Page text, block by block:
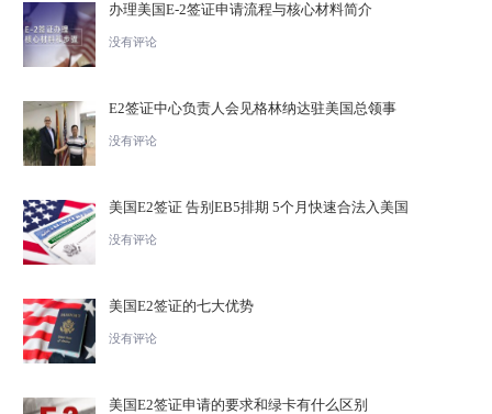
办理美国E-2签证申请流程与核心材料简介
没有评论
E2签证中心负责人会见格林纳达驻美国总领事
没有评论
美国E2签证 告别EB5排期 5个月快速合法入美国
没有评论
美国E2签证的七大优势
没有评论
美国E2签证申请的要求和绿卡有什么区别